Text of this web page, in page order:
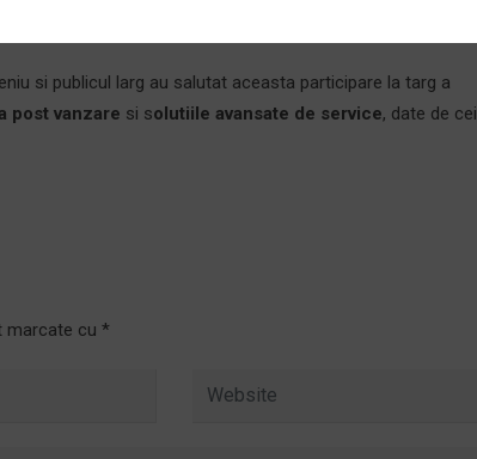
si publicul larg au salutat aceasta participare la targ a
post vanzare si solutiile avansate de service, date de cei
marcate cu *